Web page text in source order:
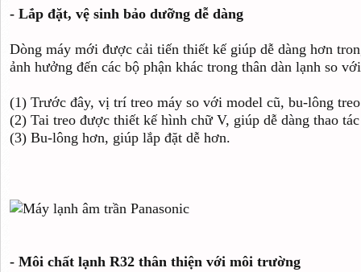
- Lắp đặt, vệ sinh bảo dưỡng dễ dàng
Dòng máy mới được cải tiến thiết kế giúp dễ dàng hơn
ảnh hưởng đến các bộ phận khác trong thân dàn lạnh so
(1) Trước đây, vị trí treo máy so với model cũ, bu-lông
(2) Tai treo được thiết kế hình chữ V, giúp dễ dàng thao
(3) Bu-lông hơn, giúp lắp đặt dễ hơn.
- Môi chất lạnh R32 thân thiện với môi trường